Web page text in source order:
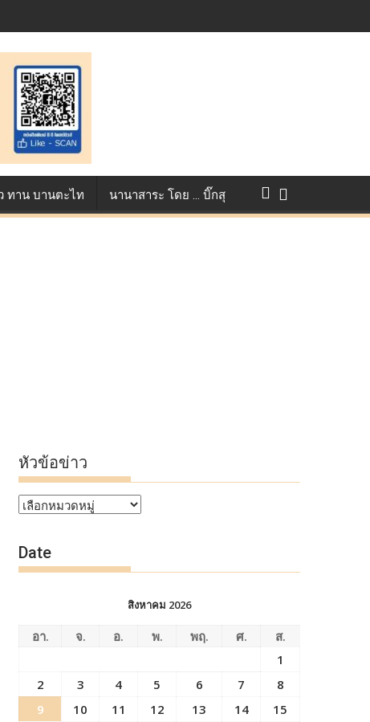
รแข่งขัน True AF 2026 :
ทาน บานตะไท นานาสาระ โดย … บิ๊กสุ
หัวข้อข่าว
หัวข้อ
Date
สิงหาคม 2026
อา. จ. อ. พ. พฤ. ศ.
ส.
1
2
3 4 5 6 7
8
9
10 11 12 13 14
15